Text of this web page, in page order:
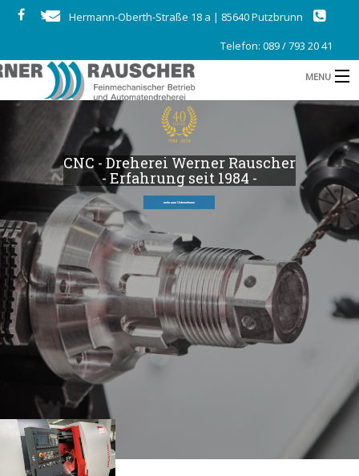
Hermann-Oberth-Straße 18 a | 85640 Putzbrunn
Telefon: 089 / 793 20 41
MENU
Startseite
Maschinen
Muster
Unternehmen
Jobs
Kontakt
CNC - Dreherei Werner Rauscher
- Erfahrung seit 1984 -
mehr zum Unternehmen